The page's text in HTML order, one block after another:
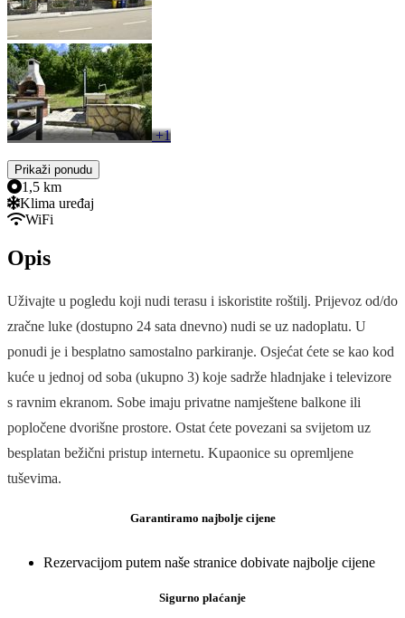
+1
Prikaži ponudu
1,5 km
Klima uređaj
WiFi
Opis
Uživajte u pogledu koji nudi terasu i iskoristite roštilj. Prijevoz od/do
zračne luke (dostupno 24 sata dnevno) nudi se uz nadoplatu. U
ponudi je i besplatno samostalno parkiranje. Osjećat ćete se kao kod
kuće u jednoj od soba (ukupno 3) koje sadrže hladnjake i televizore
s ravnim ekranom. Sobe imaju privatne namještene balkone ili
popločene dvorišne prostore. Ostat ćete povezani sa svijetom uz
besplatan bežični pristup internetu. Kupaonice su opremljene
tuševima.
Garantiramo najbolje cijene
Rezervacijom putem naše stranice dobivate najbolje cijene
Sigurno plaćanje